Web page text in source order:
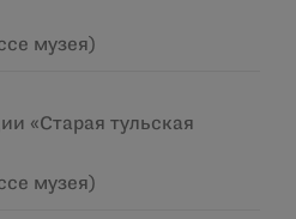
музея)
«Старая тульская
музея)